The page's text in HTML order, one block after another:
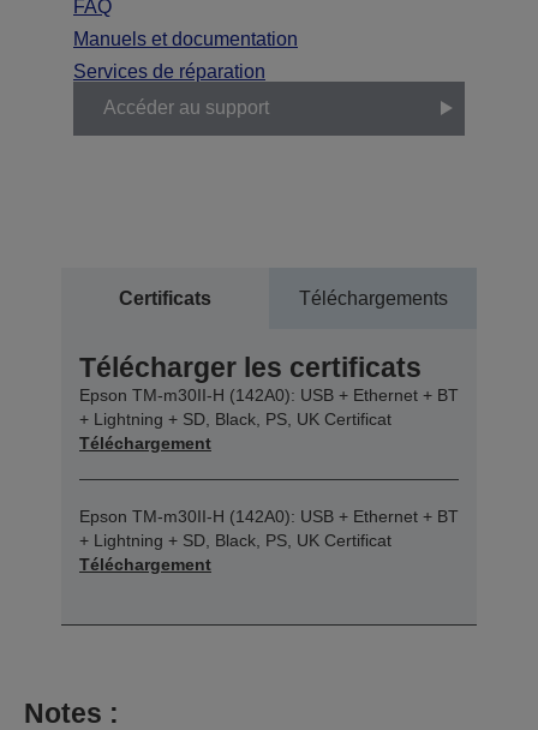
FAQ
Manuels et documentation
Services de réparation
Accéder au support
Certificats Téléchargements
Télécharger les certificats
Epson TM-m30II-H (142A0): USB + Ethernet + BT
+ Lightning + SD, Black, PS, UK Certificat
Téléchargement
Epson TM-m30II-H (142A0): USB + Ethernet + BT
+ Lightning + SD, Black, PS, UK Certificat
Téléchargement
Notes :